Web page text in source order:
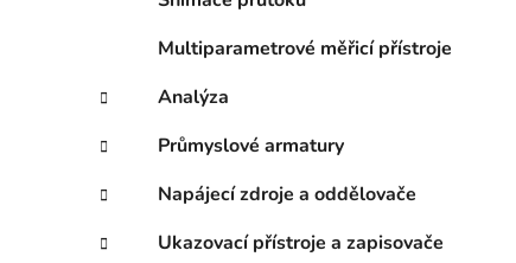
Multiparametrové měřicí přístroje
Analýza
Průmyslové armatury
Napájecí zdroje a oddělovače
Ukazovací přístroje a zapisovače